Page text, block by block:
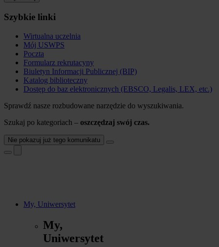
Szybkie linki
Wirtualna uczelnia
Mój USWPS
Poczta
Formularz rekrutacyny
Biuletyn Informacji Publicznej (BIP)
Katalog biblioteczny
Dostęp do baz elektronicznych (EBSCO, Legalis, LEX, etc.)
Sprawdź nasze rozbudowane narzędzie do wyszukiwania.
Szukaj po kategoriach – oszczędzaj swój czas.
Nie pokazuj już tego komunikatu
My, Uniwersytet
My,
Uniwersytet